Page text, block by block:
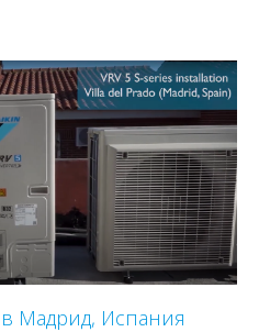
Мадрид, Испания